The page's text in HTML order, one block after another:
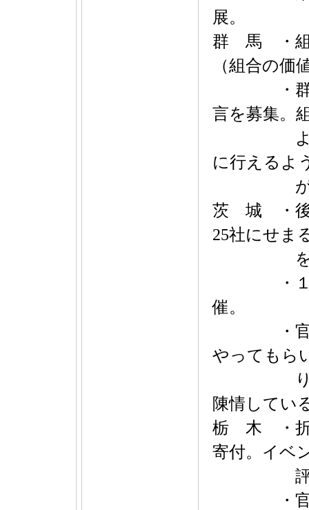
展。
群 馬 ・組
（組合の価
・群馬県
言を募集。
より、
に行えるよ
が10万
茨 城 ・後
25社にせま
を行
・１月に
催。
・官公需
やってもら
り業者
陳情してい
栃 木 ・折
寄付。イベ
評を
・官公需